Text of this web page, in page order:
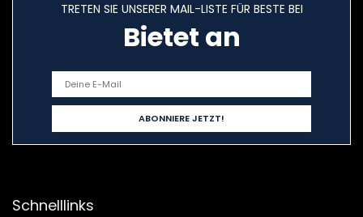
TRETEN SIE UNSERER MAIL-LISTE FÜR BESTE BEI
Bietet an
Schnelllinks